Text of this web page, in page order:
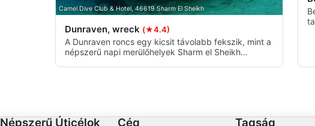
Camel Dive Club & Hotel, 46619 Sharm El Sheikh
Dunraven, wreck (★4.4)
A Dunraven roncs egy kicsit távolabb fekszik, mint a
népszerű napi merülőhelyek Sharm el Sheikh
Népszerű Úticélok Cég Tagság
Performance
Advertising